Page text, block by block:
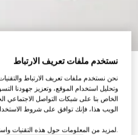
التخصيص بالأحرف الأولى
حقيبة Ophidia صغيرة الحجم جداً
€ 1.535
نستخدم ملفات تعريف الارتباط
نحن نستخدم ملفات تعريف الارتباط
وتحليل استخدام الموقع، وتعزيز جهودنا
الخاص بنا على شبكات التواصل الاجتماعي
الويب هذا، فإنك توافق على شروط
.لمزيد من المعلومات حول هذه التقنيات